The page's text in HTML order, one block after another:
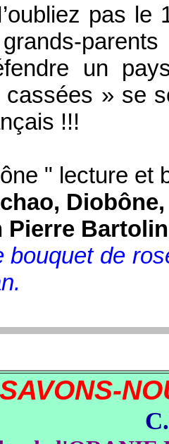
pas le 11
un
cassées » se
!!!
" lecture et
Pierre
bouquet de
SAVONS-